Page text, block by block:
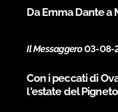
Da Emma Dante a
Il Messaggero03-08-
Con i peccati di
l'estate del Pigneto